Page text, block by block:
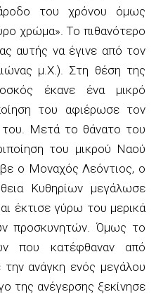
του χρόνου όμως
χρώμα». Το πιθανότερο
αυτής να έγινε από τον
μ.Χ.). Στη θέση της
έκανε ένα μικρό
του αφιέρωσε τον
Μετά το θάνατο του
του μικρού Ναού
ο Μοναχός Λεόντιος, ο
Κυθηρίων μεγάλωσε
έκτισε γύρω του μερικά
προσκυνητών. Όμως το
που κατέφθαναν από
ανάγκη ενός μεγάλου
της ανέγερσης ξεκίνησε